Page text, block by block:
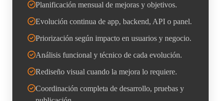
Planificación mensual de mejoras y objetivos.
Evolución continua de app, backend, API o panel.
Priorización según impacto en usuarios y negocio.
Análisis funcional y técnico de cada evolución.
Rediseño visual cuando la mejora lo requiere.
Coordinación completa de desarrollo, pruebas y